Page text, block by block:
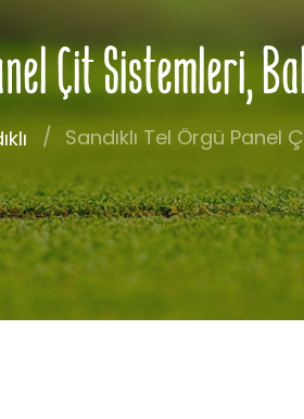
Çit Sistemleri,
Sandıklı Tel Örgü Panel